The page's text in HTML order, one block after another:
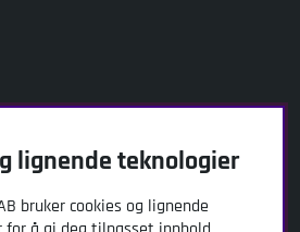
lignende teknologier
bruker cookies og lignende